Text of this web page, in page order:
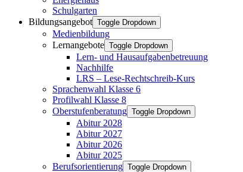
Schulgarten
Bildungsangebot Toggle Dropdown
Medienbildung
Lernangebote Toggle Dropdown
Lern- und Hausaufgabenbetreuung
Nachhilfe
LRS – Lese-Rechtschreib-Kurs
Sprachenwahl Klasse 6
Profilwahl Klasse 8
Oberstufenberatung Toggle Dropdown
Abitur 2028
Abitur 2027
Abitur 2026
Abitur 2025
Berufsorientierung Toggle Dropdown